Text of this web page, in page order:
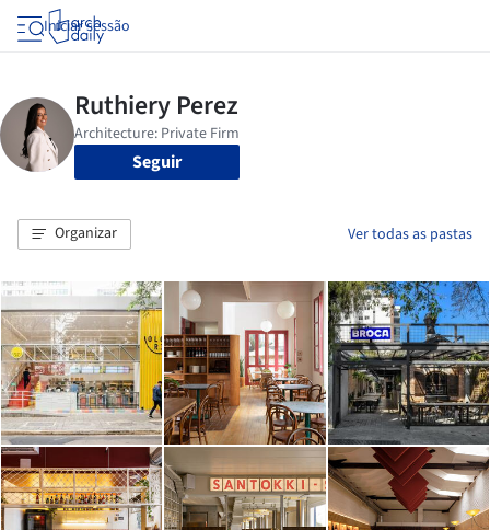
Iniciar sessão
Seguir
Organizar Ver todas as pastas